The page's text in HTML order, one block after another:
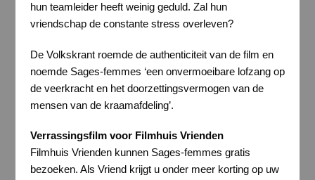
hun teamleider heeft weinig geduld. Zal hun
vriendschap de constante stress overleven?
De Volkskrant roemde de authenticiteit van de film en
noemde Sages-femmes ‘een onvermoeibare lofzang op
de veerkracht en het doorzettingsvermogen van de
mensen van de kraamafdeling’.
Verrassingsfilm voor Filmhuis Vrienden
Filmhuis Vrienden kunnen Sages-femmes gratis
bezoeken. Als Vriend krijgt u onder meer korting op uw